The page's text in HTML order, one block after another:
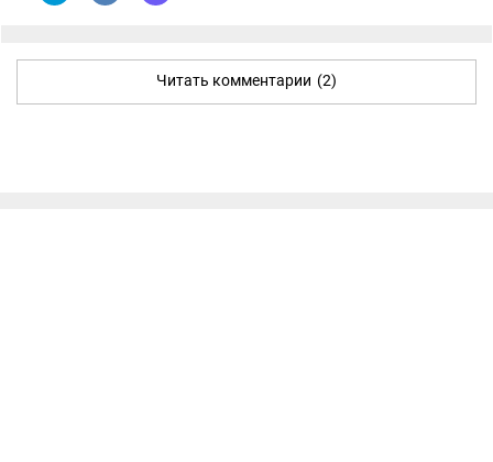
Читать комментарии (2)